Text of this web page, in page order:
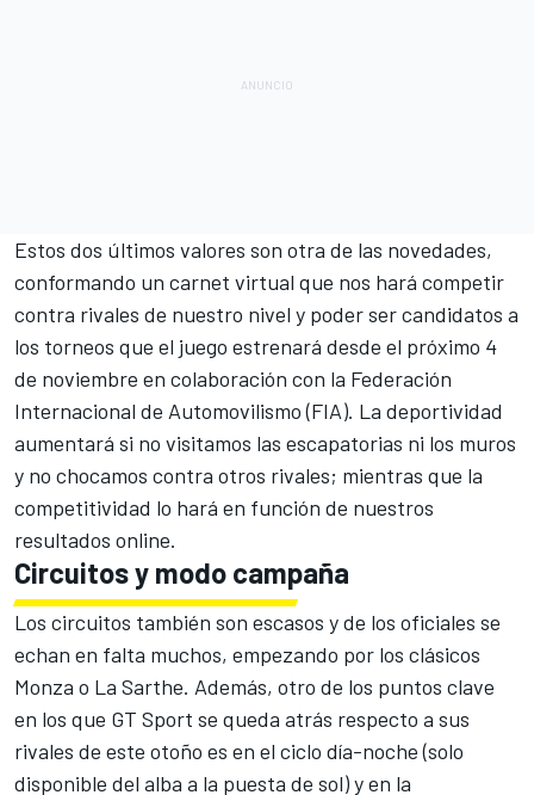
Estos dos últimos valores son otra de las novedades,
conformando un carnet virtual que nos hará competir
contra rivales de nuestro nivel y poder ser candidatos a
los torneos que el juego estrenará desde el próximo 4
de noviembre en colaboración con la Federación
Internacional de Automovilismo (FIA). La deportividad
aumentará si no visitamos las escapatorias ni los muros
y no chocamos contra otros rivales; mientras que la
competitividad lo hará en función de nuestros
resultados online.
Circuitos y modo campaña
Los circuitos también son escasos y de los oficiales se
echan en falta muchos, empezando por los clásicos
Monza o La Sarthe. Además, otro de los puntos clave
en los que GT Sport se queda atrás respecto a sus
rivales de este otoño es en el ciclo día-noche (solo
disponible del alba a la puesta de sol) y en la